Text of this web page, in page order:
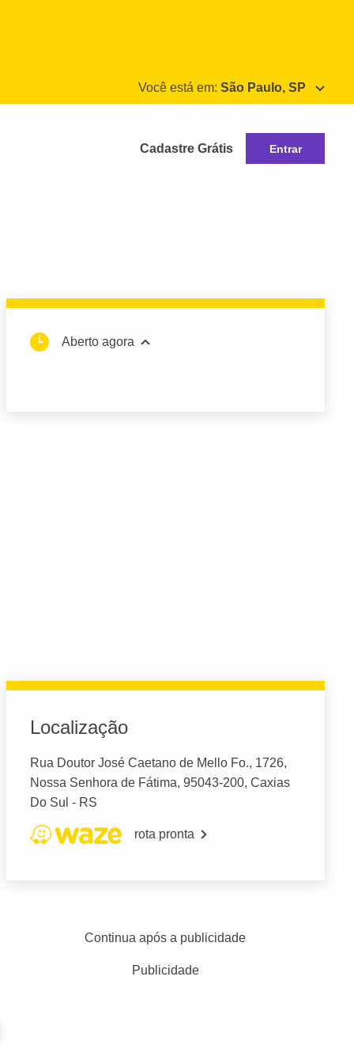
Você está em: São Paulo, SP
Cadastre Grátis Entrar
Aberto agora
Localização
Rua Doutor José Caetano de Mello Fo., 1726,
Nossa Senhora de Fátima, 95043-200, Caxias
Do Sul - RS
rota pronta
Continua após a publicidade
Publicidade